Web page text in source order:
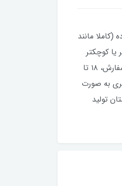
مانند
یا کوچکتر
باشند، می توانید در قبال 100 هزار تومان بیشتر، سایزهای غیر استاندارد نیز سفارش دهید. مدت زمان مورد نیاز برای تولید این کاور فرش از روز ثبت سفارش، ۱۸ تا
به صورت
تولید